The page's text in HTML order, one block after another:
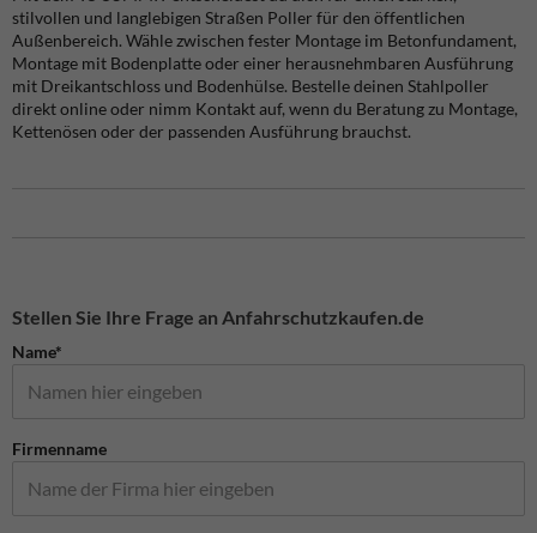
stilvollen und langlebigen Straßen Poller für den öffentlichen
Außenbereich. Wähle zwischen fester Montage im Betonfundament,
Montage mit Bodenplatte oder einer herausnehmbaren Ausführung
mit Dreikantschloss und Bodenhülse. Bestelle deinen Stahlpoller
direkt online oder nimm Kontakt auf, wenn du Beratung zu Montage,
Kettenösen oder der passenden Ausführung brauchst.
Stellen Sie Ihre Frage an Anfahrschutzkaufen.de
Name*
Firmenname